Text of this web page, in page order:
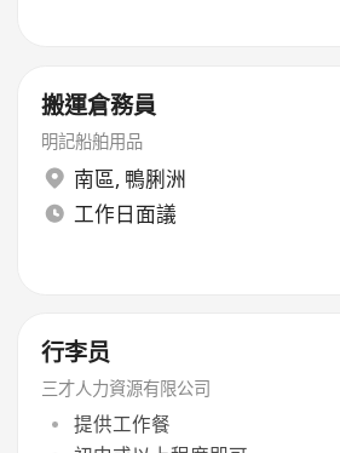
搬運倉務員
明記船舶用品
南區, 鴨脷洲
工作日面議
行李员
三才人力資源有限公司
提供工作餐